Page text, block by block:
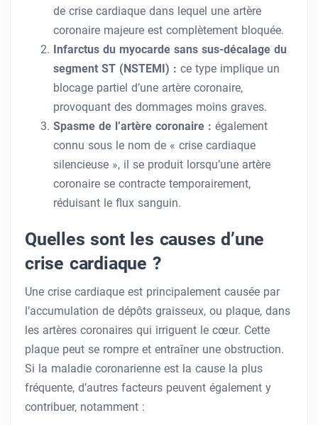
de crise cardiaque dans lequel une artère
coronaire majeure est complètement bloquée.
Infarctus du myocarde sans sus-décalage du
segment ST (NSTEMI) : ce type implique un
blocage partiel d’une artère coronaire,
provoquant des dommages moins graves.
Spasme de l’artère coronaire : également
connu sous le nom de « crise cardiaque
silencieuse », il se produit lorsqu’une artère
coronaire se contracte temporairement,
réduisant le flux sanguin.
Quelles sont les causes d’une
crise cardiaque ?
Une crise cardiaque est principalement causée par
l’accumulation de dépôts graisseux, ou plaque, dans
les artères coronaires qui irriguent le cœur. Cette
plaque peut se rompre et entraîner une obstruction.
Si la maladie coronarienne est la cause la plus
fréquente, d’autres facteurs peuvent également y
contribuer, notamment :